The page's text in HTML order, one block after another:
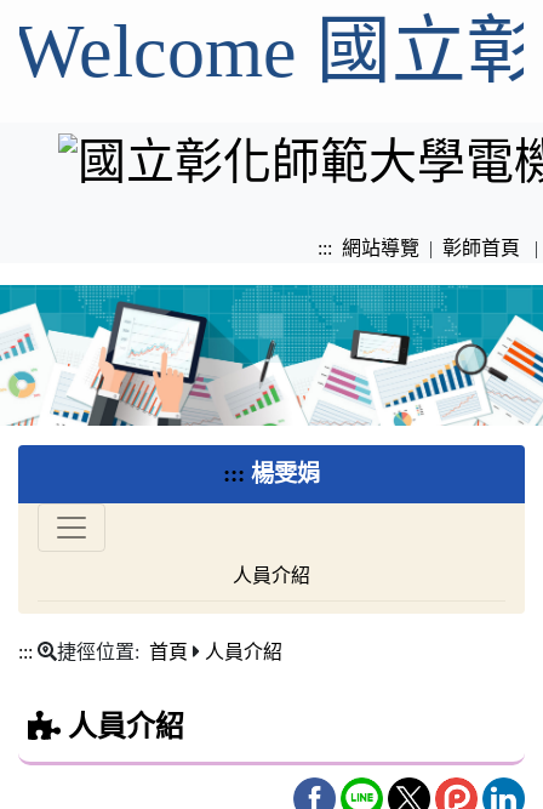
國立
::: 網站導覽 | 彰師首頁 |
::: 楊雯娟
人員介紹
::: 捷徑位置: 首頁 人員介紹
人員介紹